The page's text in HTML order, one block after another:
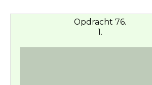
Opdracht 76.
1.